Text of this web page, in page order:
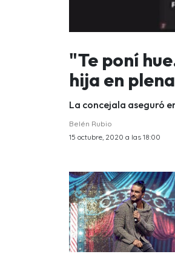
"Te poní
hija en
La concejala aseguró
Belén Rubio
15 octubre, 2020 a las 18:00